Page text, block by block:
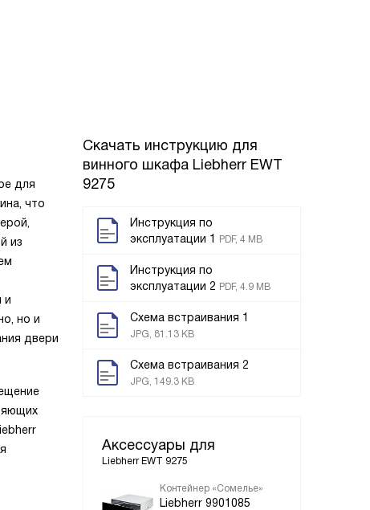
Скачать инструкцию для
винного шкафа Liebherr EWT
9275
Инструкция по
эксплуатации 1
PDF, 4 MB
Инструкция по
эксплуатации 2 PDF, 4.9 MB
Схема встраивания 1
JPG, 81.13 KB
Схема встраивания 2
JPG, 149.3 KB
Аксессуары для
Liebherr EWT 9275
Контейнер «Сомелье»
Liebherr 9901085
для
что
из
и
но и
двери